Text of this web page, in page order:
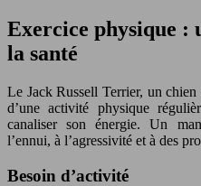
Exercice physique :
la santé
Le Jack Russell Terrier, un
d’une activité physique
canaliser son énergie. Un
l’ennui, à l’agressivité et à des
Besoin d’activité